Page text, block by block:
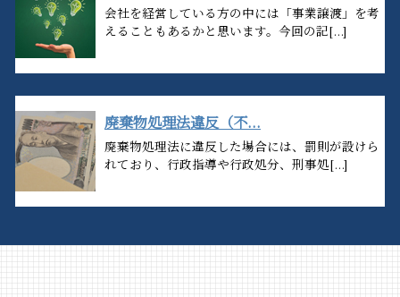
会社を経営している方の中には「事業譲渡」を考
えることもあるかと思います。今回の記[...]
廃棄物処理法違反（不...
廃棄物処理法に違反した場合には、罰則が設けら
れており、行政指導や行政処分、刑事処[...]